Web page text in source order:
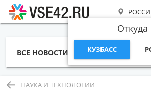
КУЗБАСС
ВСЕ НОВОСТИ СТАТЬИ ТЕМЫ
НАУКА И ТЕХНОЛОГИИ